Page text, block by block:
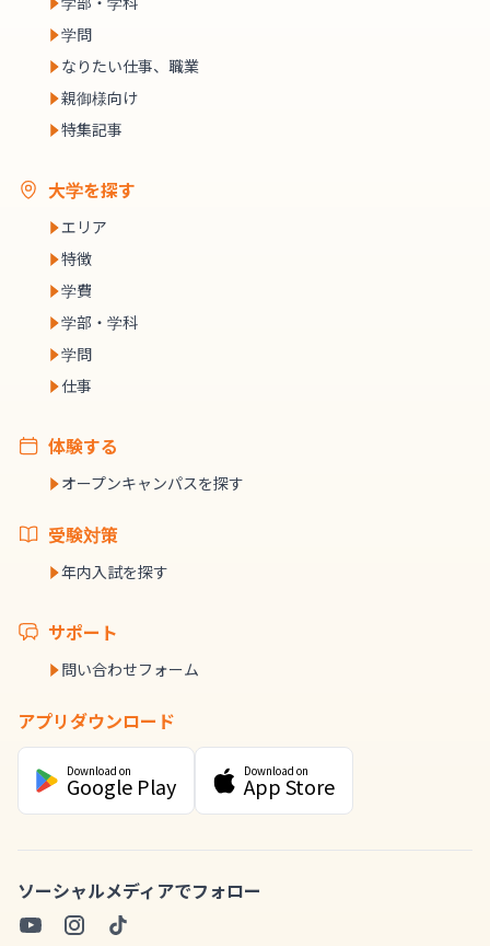
学問
なりたい仕事、職業
親御様向け
特集記事
大学を探す
エリア
特徴
学費
学部・学科
学問
仕事
体験する
オープンキャンパスを探す
受験対策
年内入試を探す
サポート
問い合わせフォーム
アプリダウンロード
Download on
Google Play
Download on
App Store
ソーシャルメディアでフォロー